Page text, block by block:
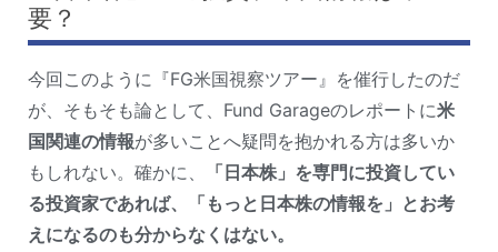
要？
今回このように『FG米国視察ツアー』を催行したのだ
が、そもそも論として、Fund Garageのレポートに米
国関連の情報が多いことへ疑問を抱かれる方は多いか
もしれない。確かに、
「日本株」を専門に投資してい
る投資家であれば、「もっと日本株の情報を」とお考
えになるのも分からなくはない。